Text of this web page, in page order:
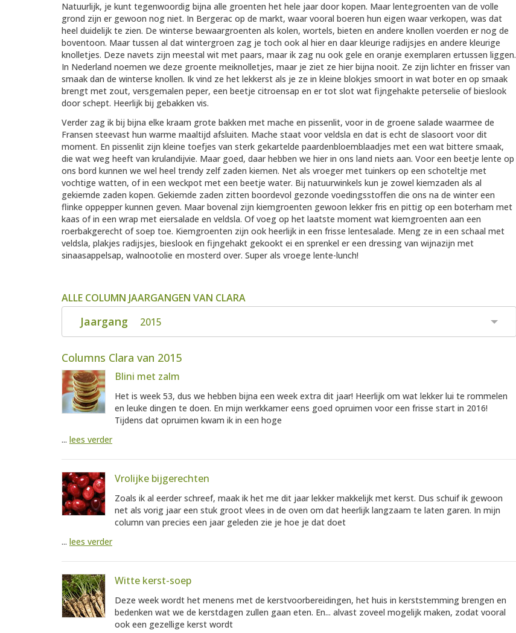
Natuurlijk, je kunt tegenwoordig bijna alle groenten het hele jaar door kopen. Maar lentegroenten van de volle
grond zijn er gewoon nog niet. In Bergerac op de markt, waar vooral boeren hun eigen waar verkopen, was dat
heel duidelijk te zien. De winterse bewaargroenten als kolen, wortels, bieten en andere knollen voerden er nog de
boventoon. Maar tussen al dat wintergroen zag je toch ook al hier en daar kleurige radijsjes en andere kleurige
knolletjes. Deze navets zijn meestal wit met paars, maar ik zag nu ook gele en oranje exemplaren ertussen liggen.
In Nederland noemen we deze groente meiknolletjes, maar je ziet ze hier bijna nooit. Ze zijn lichter en frisser van
smaak dan de winterse knollen. Ik vind ze het lekkerst als je ze in kleine blokjes smoort in wat boter en op smaak
brengt met zout, versgemalen peper, een beetje citroensap en er tot slot wat fijngehakte peterselie of bieslook
door schept. Heerlijk bij gebakken vis.
Verder zag ik bij bijna elke kraam grote bakken met mache en pissenlit, voor in de groene salade waarmee de
Fransen steevast hun warme maaltijd afsluiten. Mache staat voor veldsla en dat is echt de slasoort voor dit
moment. En pissenlit zijn kleine toefjes van sterk gekartelde paardenbloemblaadjes met een wat bittere smaak,
die wat weg heeft van krulandijvie. Maar goed, daar hebben we hier in ons land niets aan. Voor een beetje lente op
ons bord kunnen we wel heel trendy zelf zaden kiemen. Net als vroeger met tuinkers op een schoteltje met
vochtige watten, of in een weckpot met een beetje water. Bij natuurwinkels kun je zowel kiemzaden als al
gekiemde zaden kopen. Gekiemde zaden zitten boordevol gezonde voedingsstoffen die ons na de winter een
flinke oppepper kunnen geven. Maar bovenal zijn kiemgroenten gewoon lekker fris en pittig op een boterham met
kaas of in een wrap met eiersalade en veldsla. Of voeg op het laatste moment wat kiemgroenten aan een
roerbakgerecht of soep toe. Kiemgroenten zijn ook heerlijk in een frisse lentesalade. Meng ze in een schaal met
veldsla, plakjes radijsjes, bieslook en fijngehakt gekookt ei en sprenkel er een dressing van wijnazijn met
sinaasappelsap, walnootolie en mosterd over. Super als vroege lente-lunch!
ALLE COLUMN JAARGANGEN VAN CLARA
Jaargang 2015
Columns Clara van 2015
Blini met zalm
Het is week 53, dus we hebben bijna een week extra dit jaar! Heerlijk om wat lekker lui te rommelen
en leuke dingen te doen. En mijn werkkamer eens goed opruimen voor een frisse start in 2016!
Tijdens dat opruimen kwam ik in een hoge
... lees verder
Vrolijke bijgerechten
Zoals ik al eerder schreef, maak ik het me dit jaar lekker makkelijk met kerst. Dus schuif ik gewoon
net als vorig jaar een stuk groot vlees in de oven om dat heerlijk langzaam te laten garen. In mijn
column van precies een jaar geleden zie je hoe je dat doet
... lees verder
Witte kerst-soep
Deze week wordt het menens met de kerstvoorbereidingen, het huis in kerststemming brengen en
bedenken wat we de kerstdagen zullen gaan eten. En... alvast zoveel mogelijk maken, zodat vooral
ook een gezellige kerst wordt